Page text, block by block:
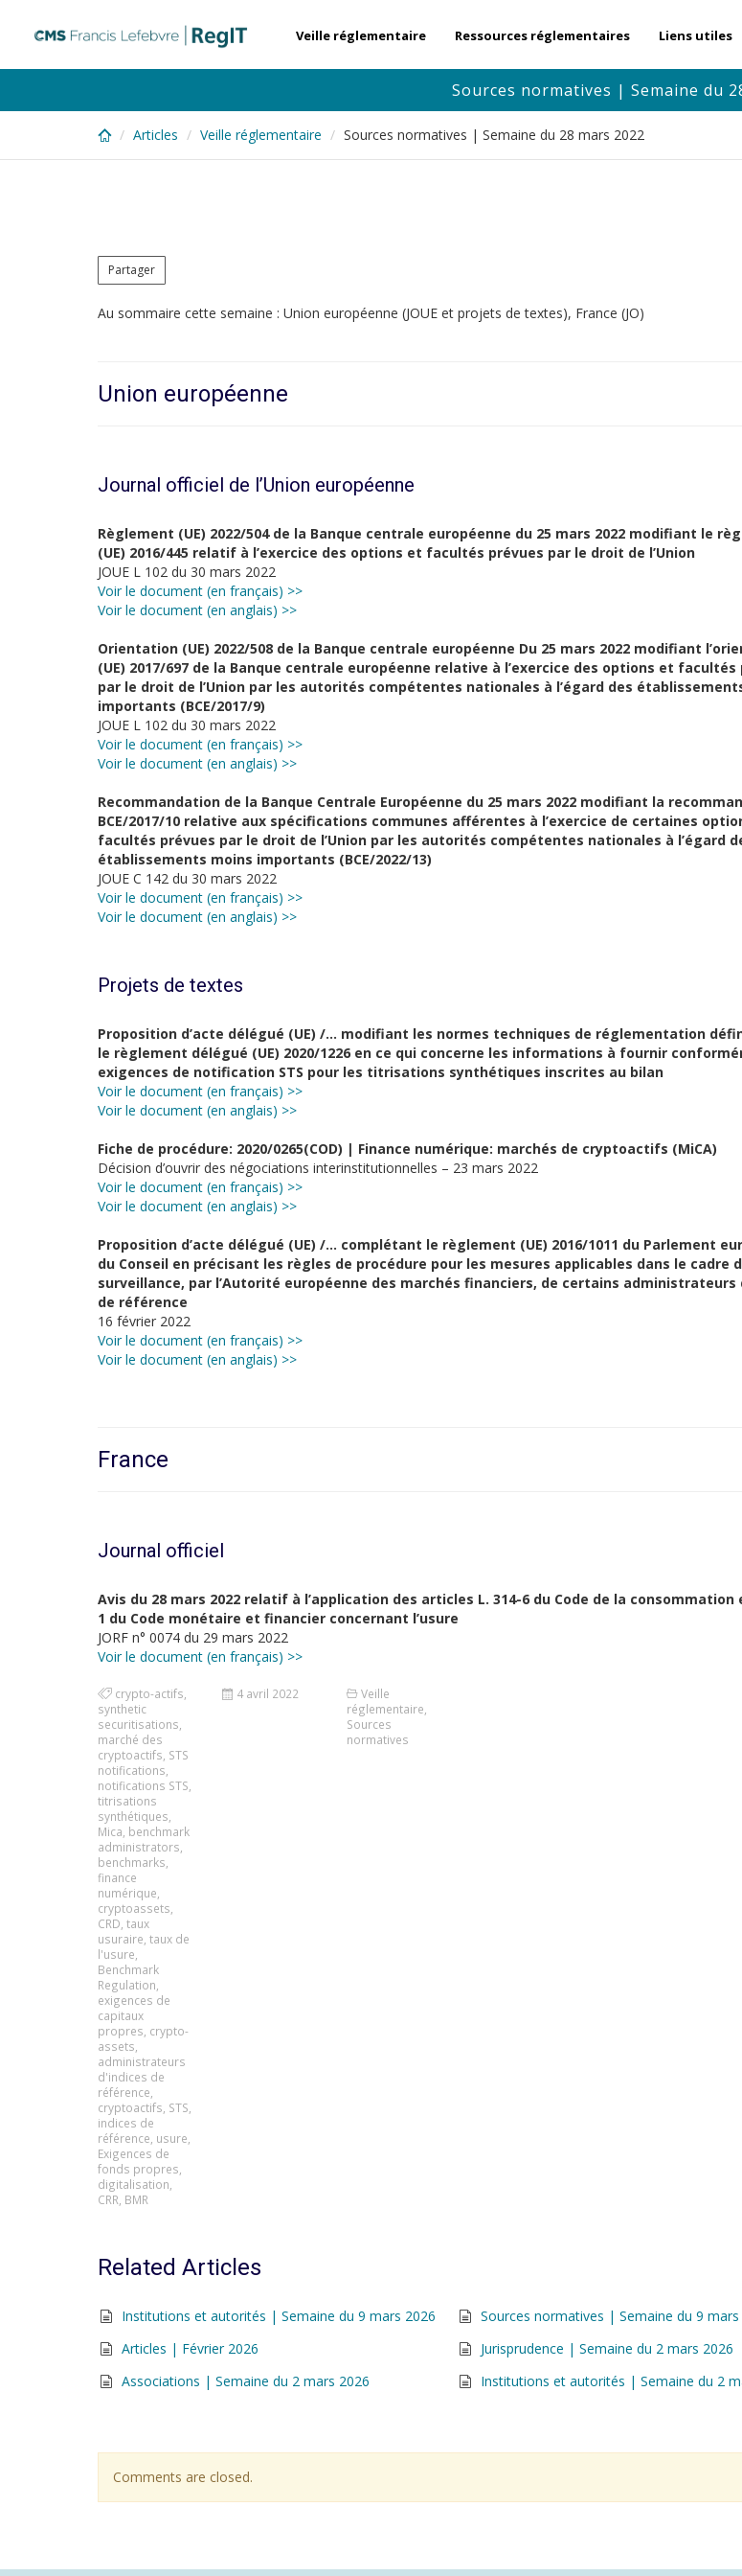
content
Veille réglementaire Ressources réglementaires Liens utiles
Sources normatives | Semaine du
Articles Veille réglementaire Sources normatives | Semaine du 28 mars 2022
Partager
Au sommaire cette semaine : Union européenne (JOUE et projets de textes), France (JO)
Union européenne
Journal officiel de l’Union européenne
Règlement (UE) 2022/504 de la Banque centrale européenne du 25 mars 2022 modifiant le
(UE) 2016/445 relatif à l’exercice des options et facultés prévues par le droit de l’Union
JOUE L 102 du 30 mars 2022
Voir le document (en français) >>
Voir le document (en anglais) >>
Orientation (UE) 2022/508 de la Banque centrale européenne Du 25 mars 2022 modifiant
(UE) 2017/697 de la Banque centrale européenne relative à l’exercice des options et facultés
par le droit de l’Union par les autorités compétentes nationales à l’égard des
importants (BCE/2017/9)
JOUE L 102 du 30 mars 2022
Voir le document (en français) >>
Voir le document (en anglais) >>
Recommandation de la Banque Centrale Européenne du 25 mars 2022 modifiant la
BCE/2017/10 relative aux spécifications communes afférentes à l’exercice de certaines
facultés prévues par le droit de l’Union par les autorités compétentes nationales à l’égard
établissements moins importants (BCE/2022/13)
JOUE C 142 du 30 mars 2022
Voir le document (en français) >>
Voir le document (en anglais) >>
Projets de textes
Proposition d’acte délégué (UE) /… modifiant les normes techniques de réglementation
le règlement délégué (UE) 2020/1226 en ce qui concerne les informations à fournir
exigences de notification STS pour les titrisations synthétiques inscrites au bilan
Voir le document (en français) >>
Voir le document (en anglais) >>
Fiche de procédure: 2020/0265(COD) | Finance numérique: marchés de cryptoactifs (MiCA)
Décision d’ouvrir des négociations interinstitutionnelles – 23 mars 2022
Voir le document (en français) >>
Voir le document (en anglais) >>
Proposition d’acte délégué (UE) /… complétant le règlement (UE) 2016/1011 du Parlement
du Conseil en précisant les règles de procédure pour les mesures applicables dans le cadre
surveillance, par l’Autorité européenne des marchés financiers, de certains administrateurs
de référence
16 février 2022
Voir le document (en français) >>
Voir le document (en anglais) >>
France
Journal officiel
Avis du 28 mars 2022 relatif à l’application des articles L. 314-6 du Code de la consommation
1 du Code monétaire et financier concernant l’usure
JORF n° 0074 du 29 mars 2022
Voir le document (en français) >>
crypto-actifs
synthetic
securitisations
marché des
cryptoactifs STS
notifications
notifications STS
titrisations
synthétiques
Mica benchmark
administrators
benchmarks
finance
numérique
cryptoassets
CRD taux
usuraire taux de
l'usure
Benchmark
Regulation
exigences de
capitaux
propres crypto-
assets
administrateurs
d'indices de
référence
cryptoactifs STS
indices de
référence usure
Exigences de
fonds propres
digitalisation
CRR BMR
4 avril 2022
Veille
réglementaire
Sources
normatives
Related Articles
Institutions et autorités | Semaine du 9 mars 2026
Sources normatives | Semaine du 9 mars
Articles | Février 2026
Jurisprudence | Semaine du 2 mars 2026
Associations | Semaine du 2 mars 2026
Institutions et autorités | Semaine du 2
Comments are closed.